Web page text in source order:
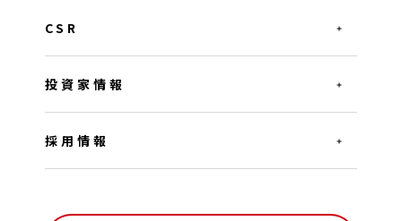
CSR
投資家情報
採用情報